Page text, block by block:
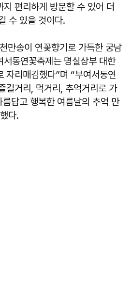
편리하게 방문할 수 있어 더
수 있을 것이다.
만송이 연꽃향기로 가득한 궁남
서동연꽃축제는 명실상부 대한
자리매김했다”며 “부여서동연
길거리, 먹거리, 추억거리로 가
답고 행복한 여름날의 추억 만
다.